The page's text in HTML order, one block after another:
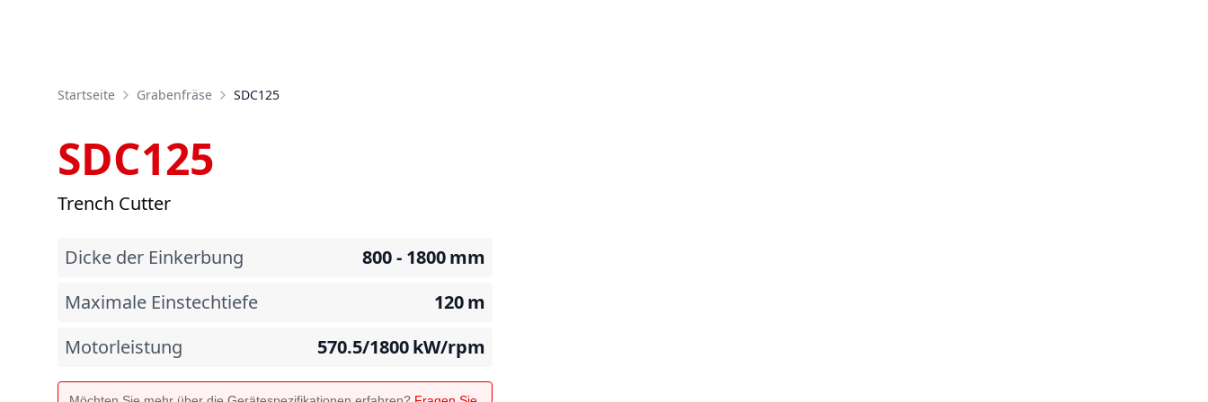
Startseite Grabenfräse SDC125
SDC125
Trench Cutter
Dicke der Einkerbung 800 - 1800mm
Maximale Einstechtiefe
120m
Motorleistung
570.5/1800kW/rpm